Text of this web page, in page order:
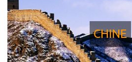
CHINE